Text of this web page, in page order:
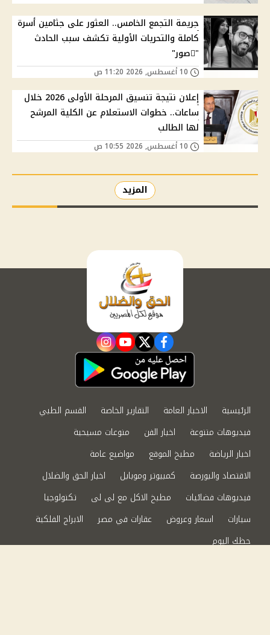
جريمة التجمع الخامس.. العثور على جثامين أسرة
كاملة والتحريات الأولية تكشف سبب الحادث
"ًصور"
إعلان نتيجة تنسيق المرحلة الأولى 2026 خلال
ساعات.. خطوات الاستعلام عن الكلية المرشح
لها الطالب
المزيد
facebook
twitter
youtube
instagram
الرئيسية الاخبار العامة التقارير الخاصة
القسم الطبي
فيديوهات متنوعة
اخبار الفن
منوعات مسيحية
اخبار الرياضة
مطبخ الموقع
مواضيع عامة
الاقتصاد والبورصة
كمبيوتر وموبايل
اخبار الحق والضلال
فيديوهات فضائيات
مطبخ الاكل مع لى لى
تكنولوجيا
سيارات
اسعار وعروض عقارات في مصر
الابراج الفلكية
حظك اليوم